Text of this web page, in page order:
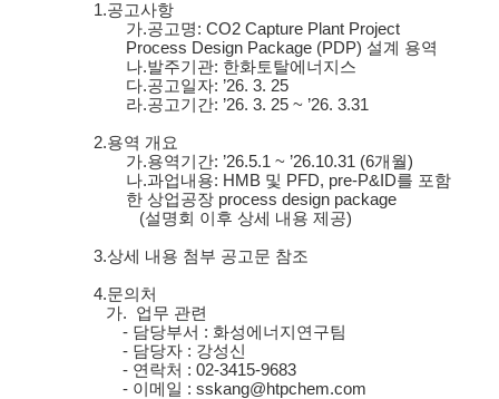
1.공고사항
가.공고명: CO2 Capture Plant Project
Process Design Package (PDP) 설계 용역
나.발주기관: 한화토탈에너지스
다.공고일자: ’26. 3. 25
라.공고기간: ’26. 3. 25 ~ ’26. 3.31
2.용역 개요
가.용역기간: ’26.5.1 ~ ’26.10.31 (6개월)
나.과업내용: HMB 및 PFD, pre-P&ID를 포함
한 상업공장 process design package
(설명회 이후 상세 내용 제공)
3.상세 내용 첨부 공고문 참조
4.문의처
가. 업무 관련
- 담당부서 : 화성에너지연구팀
- 담당자 : 강성신
- 연락처 : 02-3415-9683
- 이메일 : sskang@htpchem.com